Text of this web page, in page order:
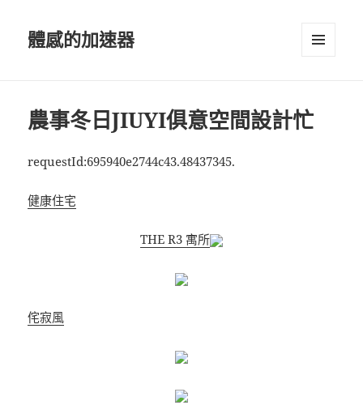
體感的加速器
農事冬日JIUYI俱意空間設計忙
requestId:695940e2744c43.48437345.
健康住宅
THE R3 寓所
侘寂風